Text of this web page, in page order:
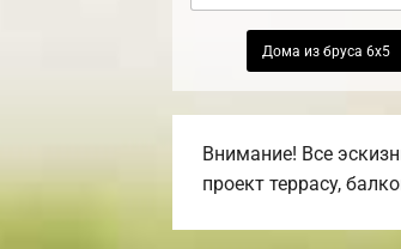
Дома из бруса 6х5
Внимание! Все
проект террасу,